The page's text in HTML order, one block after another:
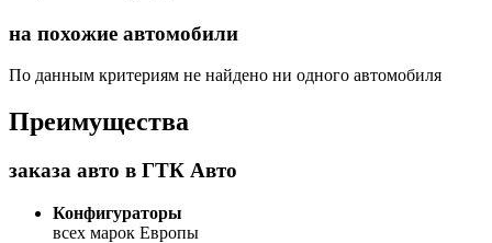
на похожие автомобили
По данным критериям не найдено ни одного автомобиля
Преимущества
заказа авто в ГТК Авто
Конфигураторы
всех марок Европы